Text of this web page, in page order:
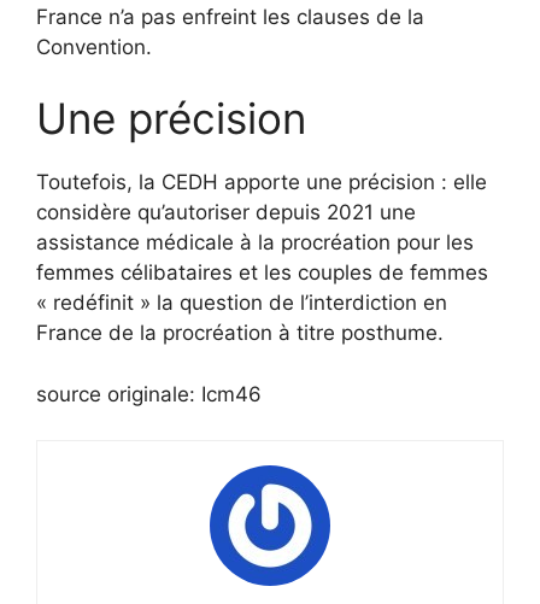
France n’a pas enfreint les clauses de la
Convention.
Une précision
Toutefois, la CEDH apporte une précision : elle
considère qu’autoriser depuis 2021 une
assistance médicale à la procréation pour les
femmes célibataires et les couples de femmes
« redéfinit » la question de l’interdiction en
France de la procréation à titre posthume.
source originale: Icm46